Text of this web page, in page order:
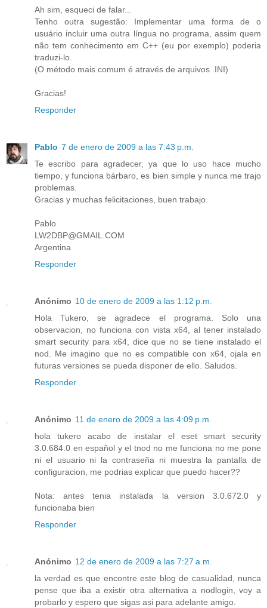
Ah sim, esqueci de falar...
Tenho outra sugestão: Implementar uma forma de o
usuário incluir uma outra língua no programa, assim quem
não tem conhecimento em C++ (eu por exemplo) poderia
traduzi-lo.
(O método mais comum é através de arquivos .INI)
Gracias!
Responder
Pablo 7 de enero de 2009 a las 7:43 p.m.
Te escribo para agradecer, ya que lo uso hace mucho
tiempo, y funciona bárbaro, es bien simple y nunca me trajo
problemas.
Gracias y muchas felicitaciones, buen trabajo.
Pablo
LW2DBP@GMAIL.COM
Argentina
Responder
Anónimo 10 de enero de 2009 a las 1:12 p.m.
Hola Tukero, se agradece el programa. Solo una
observacion, no funciona con vista x64, al tener instalado
smart security para x64, dice que no se tiene instalado el
nod. Me imagino que no es compatible con x64, ojala en
futuras versiones se pueda disponer de ello. Saludos.
Responder
Anónimo 11 de enero de 2009 a las 4:09 p.m.
hola tukero acabo de instalar el eset smart security
3.0.684.0 en español y el tnod no me funciona no me pone
ni el usuario ni la contraseña ni muestra la pantalla de
configuracion, me podrias explicar que puedo hacer??
Nota: antes tenia instalada la version 3.0.672.0 y
funcionaba bien
Responder
Anónimo 12 de enero de 2009 a las 7:27 a.m.
la verdad es que encontre este blog de casualidad, nunca
pense que iba a existir otra alternativa a nodlogin, voy a
probarlo y espero que sigas asi para adelante amigo.